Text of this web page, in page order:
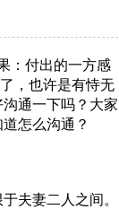
：付出的一方感
，也许是有恃无
通一下吗？大家
怎么沟通？
夫妻二人之间。